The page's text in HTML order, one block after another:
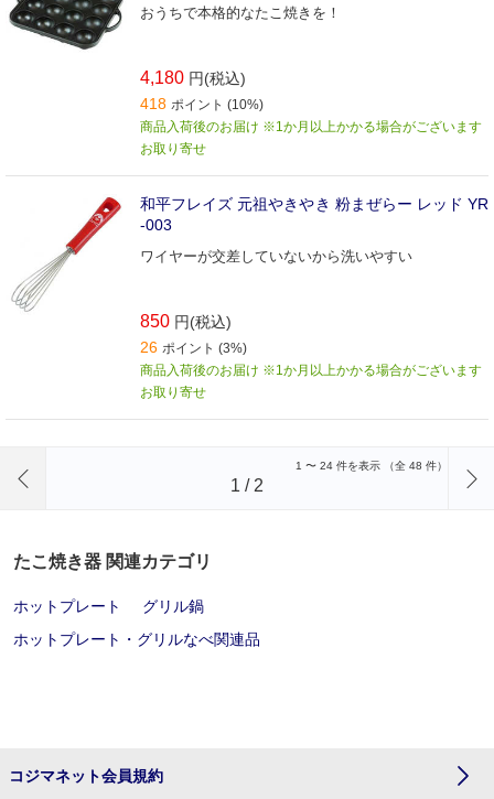
おうちで本格的なたこ焼きを！
4,180 円(税込)
418 ポイント (10%)
商品入荷後のお届け ※1か月以上かかる場合がございます
お取り寄せ
和平フレイズ 元祖やきやき 粉まぜらー レッド YR
-003
ワイヤーが交差していないから洗いやすい
850 円(税込)
26 ポイント (3%)
商品入荷後のお届け ※1か月以上かかる場合がございます
お取り寄せ
1 〜 24 件を表示 （全 48 件）
1 / 2
たこ焼き器 関連カテゴリ
ホットプレート
グリル鍋
ホットプレート・グリルなべ関連品
コジマネット会員規約